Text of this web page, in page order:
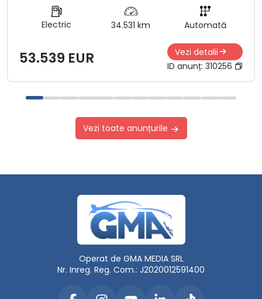
Electric 34.531 km Automată
53.539 EUR
Vezi detalii
ID anunț: 310256
Vezi toate anunțurile
Operat de GMA MEDIA SRL
Nr. Inreg. Reg. Com.: J2020012591400